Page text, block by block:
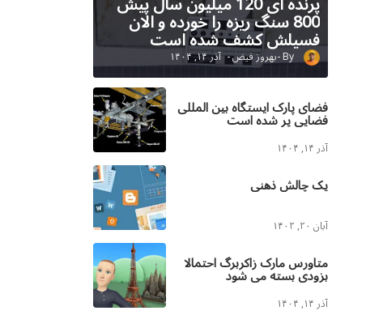
800 سنگ ریزه را خورده و الان
فسیلش کشف شده است
بهروز فیض آذر ۱۴, ۱۴۰۴
فضای پارک ایستگاه بین المللی
فضایی پر شده است
آذر ۱۴, ۱۴۰۴
یک چالش ذهنی
آبان ۲۰, ۱۴۰۲
متاورس مارک زاکربرگ احتمالا
بزودی بسته می شود
آذر ۱۴, ۱۴۰۴